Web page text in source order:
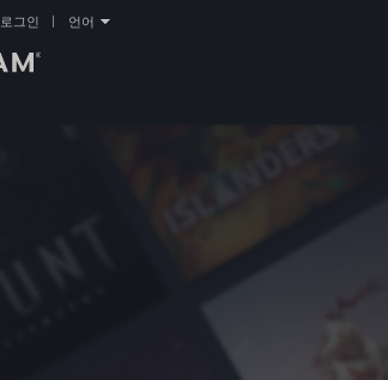
로그인 언어